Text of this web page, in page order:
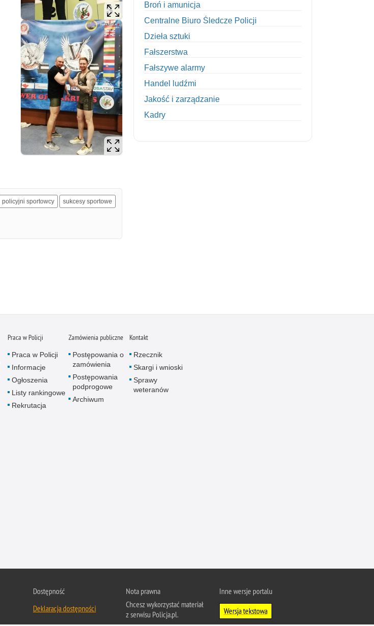
policyjni sportowcy sukcesy sportowe
Broń i amunicja
Centralne Biuro Śledcze Policji
Dzieła sztuki
Fałszerstwa
Fałszywe alarmy
Handel ludźmi
Jakość i zarządzanie
Kadry
Nietrzeźwi opiekunowie
Nietrzeźwi pracownicy
Niszczenie mienia
Nowoczesne technologie w pracy Policji
Porwania
Pranie brudnych pieniędzy
Prawa człowieka
Praca w Policji
Praca w Policji
Informacje
Ogłoszenia
Listy rankingowe
Rekrutacja
Zamówienia publiczne
Postępowania o
zamówienia
Postępowania
podprogowe
Archiwum
Kontakt
Rzecznik
Skargi i wnioski
Sprawy
weteranów
Dostępność
Deklaracja dostępności
Nota prawna
Chcesz wykorzystać materiał
z serwisu Policja.pl.
Inne wersje portalu
Wersja tekstowa